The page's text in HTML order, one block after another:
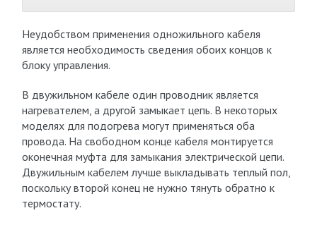
Неудобством применения одножильного кабеля
является необходимость сведения обоих концов к
блоку управления.
В двужильном кабеле один проводник является
нагревателем, а другой замыкает цепь. В некоторых
моделях для подогрева могут применяться оба
провода. На свободном конце кабеля монтируется
оконечная муфта для замыкания электрической цепи.
Двужильным кабелем лучше выкладывать теплый пол,
поскольку второй конец не нужно тянуть обратно к
термостату.